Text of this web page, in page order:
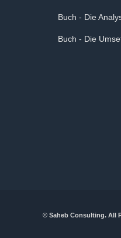
Buch - Die
Buch - Die
© Saheb Consulting. All